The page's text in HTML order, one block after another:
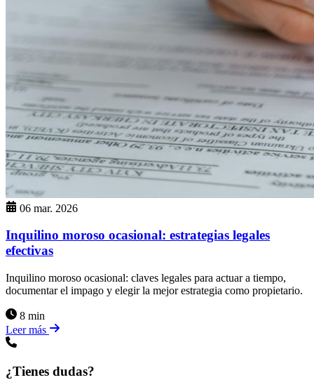
06 mar. 2026
Inquilino moroso ocasional: estrategias legales
efectivas
Inquilino moroso ocasional: claves legales para actuar a tiempo,
documentar el impago y elegir la mejor estrategia como propietario.
8 min
Leer más
¿Tienes dudas?